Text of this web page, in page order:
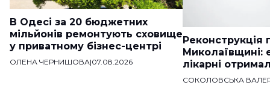
В Одесі за 20 бюджетних
мільйонів ремонтують сховище
у приватному бізнес-центрі
ОЛЕНА ЧЕРНИШОВА|07.08.2026
Реконструкція
Миколаївщині:
лікарні
СОКОЛОВСЬКА